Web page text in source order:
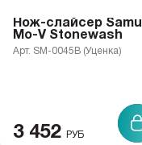
Нож-слайсер
Mo-V Stonewash
Арт. SM-0045B (Уценка)
3 452 РУБ